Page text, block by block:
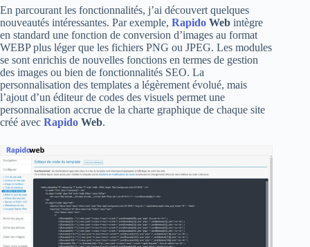
En parcourant les fonctionnalités, j’ai découvert quelques
nouveautés intéressantes. Par exemple, Rapido Web intègre
en standard une fonction de conversion d’images au format
WEBP plus léger que les fichiers PNG ou JPEG. Les modules
se sont enrichis de nouvelles fonctions en termes de gestion
des images ou bien de fonctionnalités SEO. La
personnalisation des templates a légèrement évolué, mais
l’ajout d’un éditeur de codes des visuels permet une
personnalisation accrue de la charte graphique de chaque site
créé avec Rapido Web.